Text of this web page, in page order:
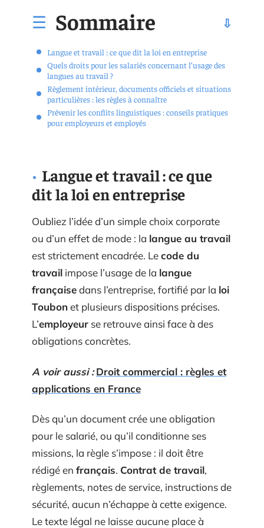
Sommaire
Langue et travail : ce que dit la loi en entreprise
Quels droits pour les salariés concernant l’usage des
langues au travail ?
Règlement intérieur, documents officiels et situations
particulières : les règles à connaître
Prévenir les conflits linguistiques : conseils pratiques
pour employeurs et employés
Langue et travail : ce que
dit la loi en entreprise
Oubliez l’idée d’un simple choix corporate
ou d’un effet de mode : la langue au travail
est strictement encadrée. Lecode du
travail impose l’usage de la langue
françaisedans l’entreprise, fortifié par la loi
Toubonet plusieurs dispositions précises.
L’employeur se retrouve ainsi face à des
obligations concrètes.
A voir aussi : Droit commercial : règles et
applications en France
Dès qu’un document crée une obligation
pour le salarié, ou qu’il conditionne ses
missions, la règle s’impose : il doit être
rédigé en français. Contrat de travail,
règlements, notes de service, instructions de
sécurité, aucun n’échappe à cette exigence.
Le texte légal ne laisse aucune place à